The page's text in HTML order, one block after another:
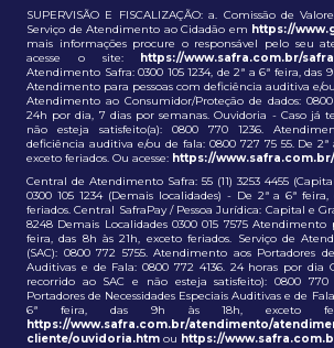
SUPERVISÃO E FISCALIZAÇÃO: a. Comissão de
Serviço de Atendimento ao Cidadão em https://
mais informações procure o responsável pelo seu
acesse o site: https://www.safra.com.br/
Atendimento Safra: 0300 105 1234, de 2ª a 6ª feira, das
Atendimento para pessoas com deficiência auditiva e/
Atendimento ao Consumidor/Proteção de dados:
24h por dia, 7 dias por semanas. Ouvidoria - Caso já
não esteja satisfeito(a): 0800 770 1236.
deficiência auditiva e/ou de fala: 0800 727 75 55. De 2ª
exceto feriados. Ou acesse: https://www.safra.com.br/
Central de Atendimento Safra: 55 (11) 3253 4455
0300 105 1234 (Demais localidades) - De 2ª a 6ª
feriados. Central SafraPay / Pessoa Jurídica: Capital e
8248 Demais Localidades 0300 015 7575 Atendimento
feira, das 8h às 21h, exceto feriados. Serviço de
(SAC): 0800 772 5755. Atendimento aos Portadores
Auditivas e de Fala: 0800 772 4136. 24 horas por dia
recorrido ao SAC e não esteja satisfeito): 0800 770
Portadores de Necessidades Especiais Auditivas e de
6ª feira, das 9h às 18h, exceto
https://www.safra.com.br/atendimento/
cliente/ouvidoria.htm ou https://